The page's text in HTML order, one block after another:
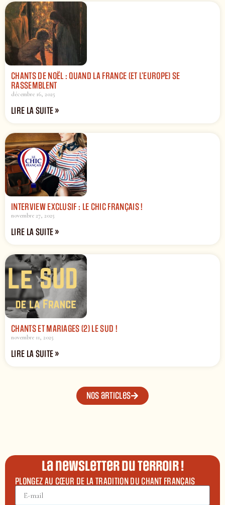
CHANTS DE NOËL : QUAND LA FRANCE (ET L’EUROPE) SE
RASSEMBLENT
décembre 16, 2025
LIRE LA SUITE »
INTERVIEW EXCLUSIF : LE CHIC FRANÇAIS !
novembre 27, 2025
LIRE LA SUITE »
CHANTS ET MARIAGES (2) LE SUD !
novembre 11, 2025
LIRE LA SUITE »
Nos articles
La newsletter du terroir !
PLONGEZ AU CŒUR DE LA TRADITION DU CHANT FRANÇAIS